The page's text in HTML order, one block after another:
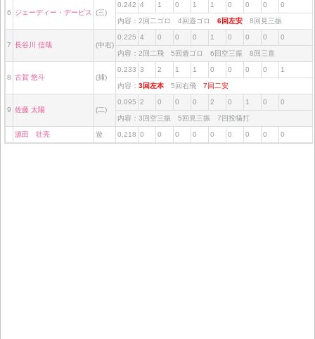
6 ジェーディー・デービス (三)
0.242 4 1 0 1 1 0 0 0 0
内容：2回二ゴロ 4回遊ゴロ 6回左安 8回見三振
7 長谷川 信哉 (中右)
0.225 4 0 0 0 1 0 0 0 0
内容：2回二飛 5回遊ゴロ 6回空三振 8回三直
8 古賀 悠斗 (捕)
0.233 3 2 1 1 0 0 0 0 1
内容： 3回左本 5回右飛 7回二安
9 佐藤 太陽 (二)
0.095 2 0 0 0 2 0 1 0 0
内容：3回空三振 5回見三振 7回投犠打
源田 壮亮 遊 0.218 0 0 0 0 0 0 0 0 0